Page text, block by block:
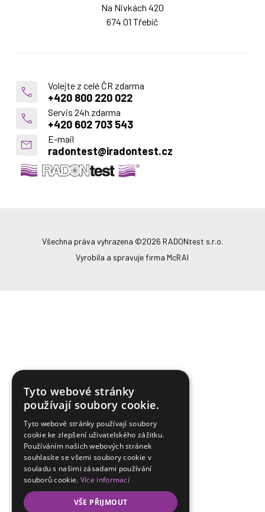
Na Nivkách 420
674 01 Třebíč
Volejte z celé ČR zdarma
+420 800 220 022
Servis 24h zdarma
+420 602 703 543
E-mail
radontest@iradontest.cz
Všechna práva vyhrazena ©2026 RADONtest s.r.o.
Vyrobila a spravuje firma McRAI
Tyto webové stránky
používají soubory cookie.
Tyto webové stránky používají soubory
cookie ke zlepšení uživatelského zážitku.
Používáním našich webových stránek
souhlasíte se všemi soubory cookie v
souladu s našimi zásadami používání
souborů cookie. Více informací
VŠE PŘIJMOUT